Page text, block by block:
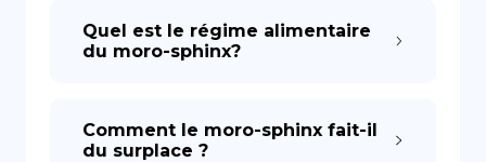
Quel est le régime alimentaire
du moro-sphinx?
Comment le moro-sphinx fait-il
du surplace ?